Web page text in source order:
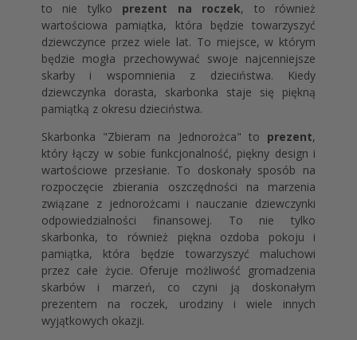
to nie tylko prezent na roczek, to również
wartościowa pamiątka, która będzie towarzyszyć
dziewczynce przez wiele lat. To miejsce, w którym
będzie mogła przechowywać swoje najcenniejsze
skarby i wspomnienia z dzieciństwa. Kiedy
dziewczynka dorasta, skarbonka staje się piękną
pamiątką z okresu dzieciństwa.
Skarbonka "Zbieram na Jednorożca" to prezent,
który łączy w sobie funkcjonalność, piękny design i
wartościowe przesłanie. To doskonały sposób na
rozpoczęcie zbierania oszczędności na marzenia
związane z jednorożcami i nauczanie dziewczynki
odpowiedzialności finansowej. To nie tylko
skarbonka, to również piękna ozdoba pokoju i
pamiątka, która będzie towarzyszyć maluchowi
przez całe życie. Oferuje możliwość gromadzenia
skarbów i marzeń, co czyni ją doskonałym
prezentem na roczek, urodziny i wiele innych
wyjątkowych okazji.